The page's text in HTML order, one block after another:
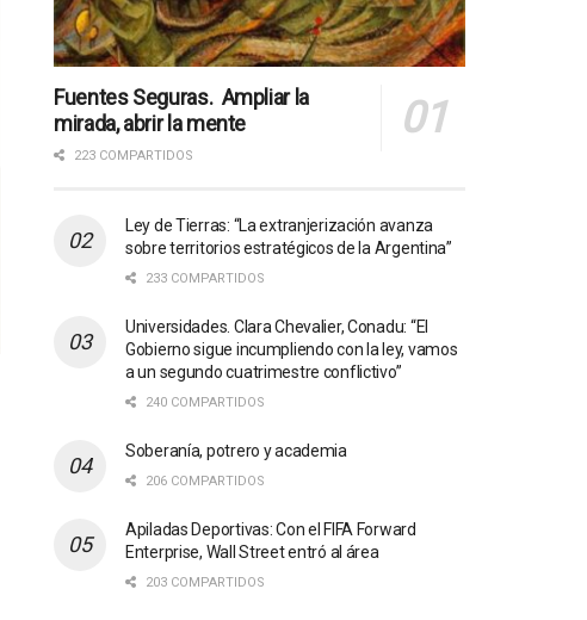
Fuentes Seguras. Ampliar la
mirada, abrir la mente
223 COMPARTIDOS
Ley de Tierras: “La extranjerización avanza
sobre territorios estratégicos de la Argentina”
233 COMPARTIDOS
Universidades. Clara Chevalier, Conadu: “El
Gobierno sigue incumpliendo con la ley, vamos
a un segundo cuatrimestre conflictivo”
240 COMPARTIDOS
Soberanía, potrero y academia
206 COMPARTIDOS
Apiladas Deportivas: Con el FIFA Forward
Enterprise, Wall Street entró al área
203 COMPARTIDOS